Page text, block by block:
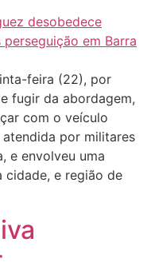
feira (22), por
fugir da abordagem,
com o veículo
por militares
e envolveu uma
cidade, e região de